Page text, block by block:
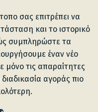
σας επιτρέπει να
και το ιστορικό
συμπληρώστε τα
έναν νέο
τις απαραίτητες
αγοράς πιο